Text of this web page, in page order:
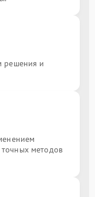
решения и
методов